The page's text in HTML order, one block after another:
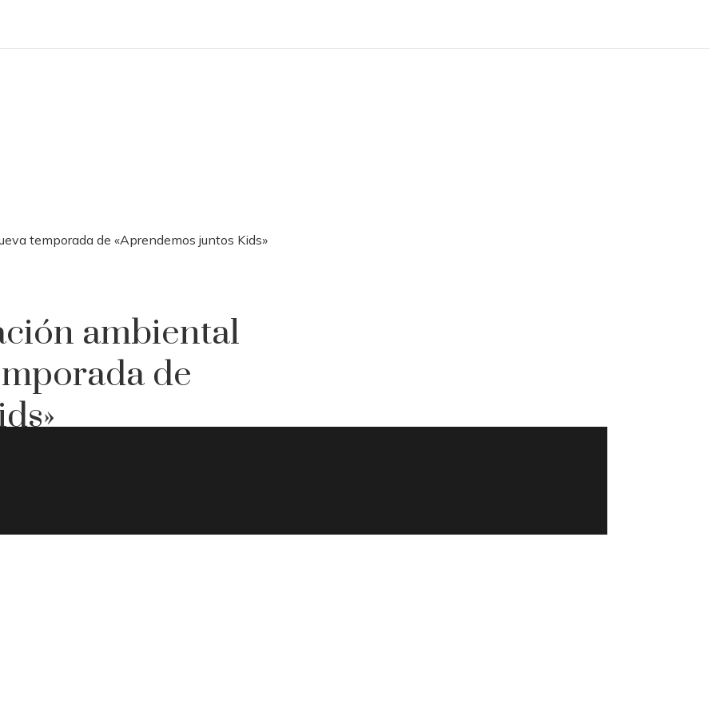
temporada de «Aprendemos juntos Kids»
ambiental
de